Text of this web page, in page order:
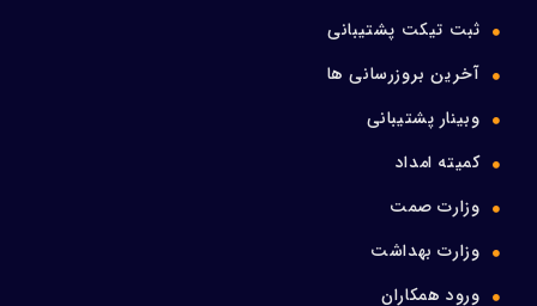
ثبت تیکت پشتیبانی
آخرین بروزرسانی ها
وبینار پشتیبانی
کمیته امداد
وزارت صمت
وزارت بهداشت
ورود همکاران